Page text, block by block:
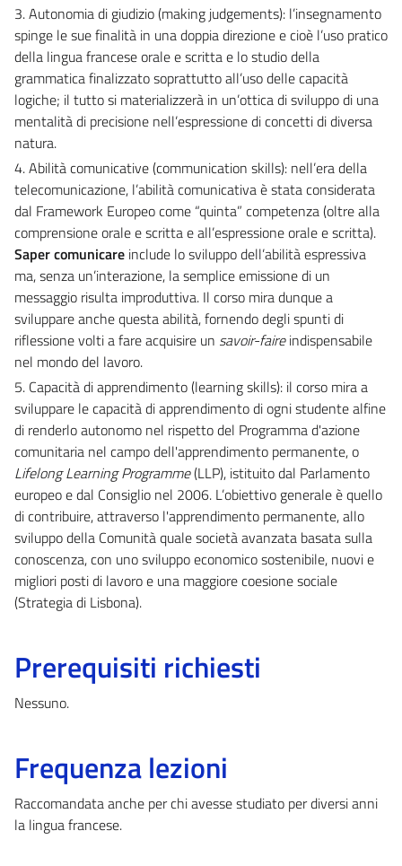
3. Autonomia di giudizio (making judgements): l’insegnamento
spinge le sue finalità in una doppia direzione e cioè l’uso pratico
della lingua francese orale e scritta e lo studio della
grammatica finalizzato soprattutto all’uso delle capacità
logiche; il tutto si materializzerà in un’ottica di sviluppo di una
mentalità di precisione nell’espressione di concetti di diversa
natura.
4. Abilità comunicative (communication skills): nell’era della
telecomunicazione, l’abilità comunicativa è stata considerata
dal Framework Europeo come “quinta” competenza (oltre alla
comprensione orale e scritta e all’espressione orale e scritta).
Saper comunicare include lo sviluppo dell’abilità espressiva
ma, senza un’interazione, la semplice emissione di un
messaggio risulta improduttiva. Il corso mira dunque a
sviluppare anche questa abilità, fornendo degli spunti di
riflessione volti a fare acquisire un savoir-faireindispensabile
nel mondo del lavoro.
5. Capacità di apprendimento (learning skills): il corso mira a
sviluppare le capacità di apprendimento di ogni studente alfine
di renderlo autonomo nel rispetto del Programma d'azione
comunitaria nel campo dell'apprendimento permanente, o
Lifelong Learning Programme(LLP), istituito dal Parlamento
europeo e dal Consiglio nel 2006. L’obiettivo generale è quello
di contribuire, attraverso l'apprendimento permanente, allo
sviluppo della Comunità quale società avanzata basata sulla
conoscenza, con uno sviluppo economico sostenibile, nuovi e
migliori posti di lavoro e una maggiore coesione sociale
(Strategia di Lisbona).
Prerequisiti richiesti
Nessuno.
Frequenza lezioni
Raccomandata anche per chi avesse studiato per diversi anni
la lingua francese.